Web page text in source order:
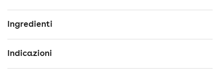
Ingredienti
Indicazioni